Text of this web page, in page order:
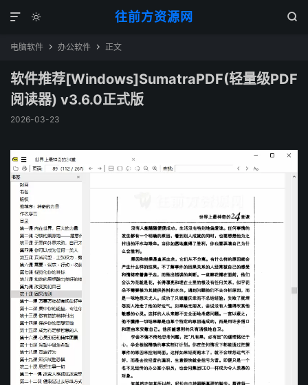
往前方资源网
 

电脑软件  办公软件  正文
软件推荐[Windows]SumatraPDF(轻量级PDF
阅读器) v3.6.0正式版
2026-03-23